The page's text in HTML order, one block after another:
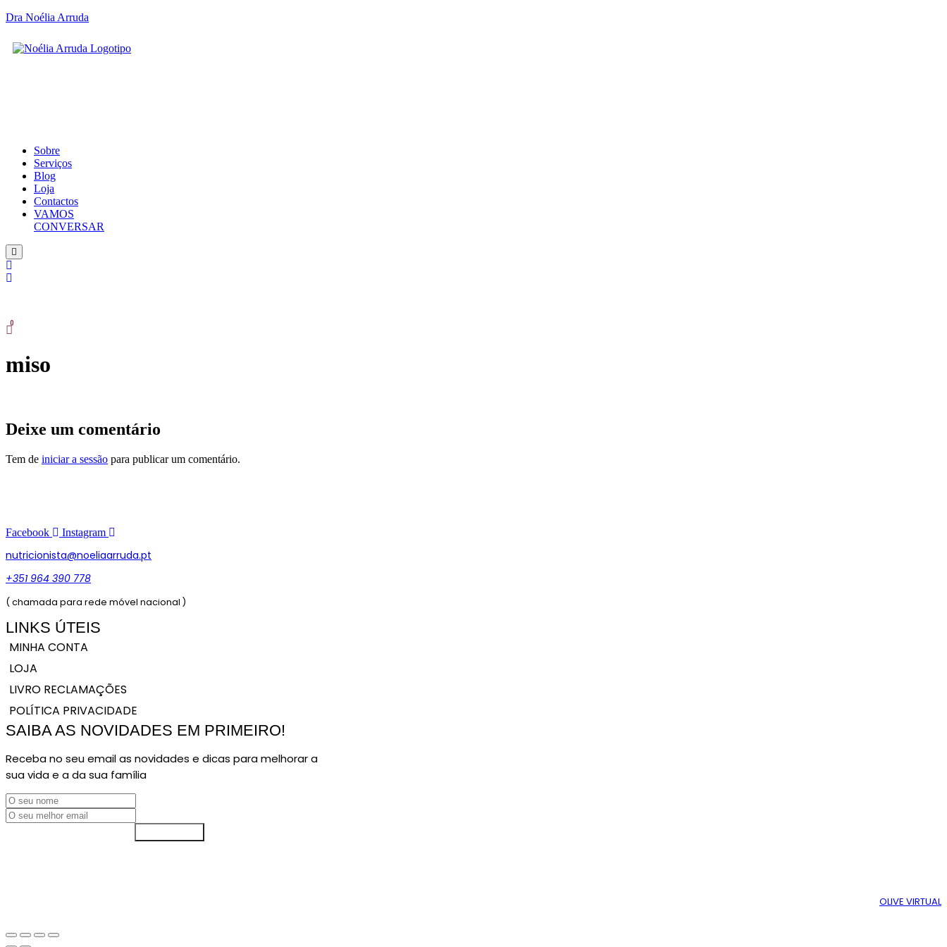
Dra Noélia Arruda
Sobre
Serviços
Blog
Loja
Contactos
VAMOS
CONVERSAR
Hamburger
Toggle
Menu
content
miso
Deixe um comentário
Tem de iniciar a sessão para publicar um comentário.
Facebook Instagram
nutricionista@noeliaarruda.pt
+351 964 390 778
( chamada para rede móvel nacional )
LINKS ÚTEIS
MINHA CONTA
LOJA
LIVRO RECLAMAÇÕES
POLÍTICA PRIVACIDADE
SAIBA AS NOVIDADES EM PRIMEIRO!
Receba no seu email as novidades e dicas para melhorar a
sua vida e a da sua família
OLIVE VIRTUAL